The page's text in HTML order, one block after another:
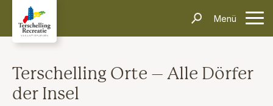
Menü
Kontakt
Unterkünfte
Informationen
Häufig gestellte Fragen
Anreise & Transport
Dörfer & Einkaufen
Aktivitäten & Tipps
Über Terschelling
Inselerlebnisse
Alleinreisende
Dark Sky Park
Schiffswrackmuseum
Kontakt
Terschelling Orte – Alle Dörfer
der Insel